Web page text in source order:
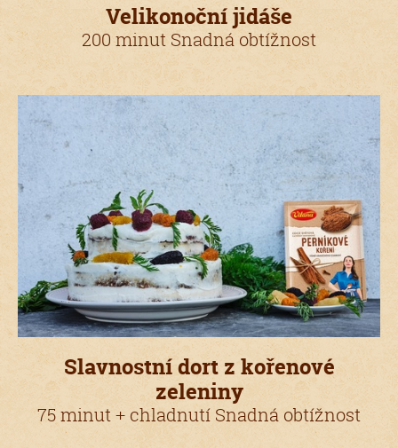
Velikonoční jidáše
200 minut Snadná obtížnost
Slavnostní dort z kořenové
zeleniny
75 minut + chladnutí Snadná obtížnost